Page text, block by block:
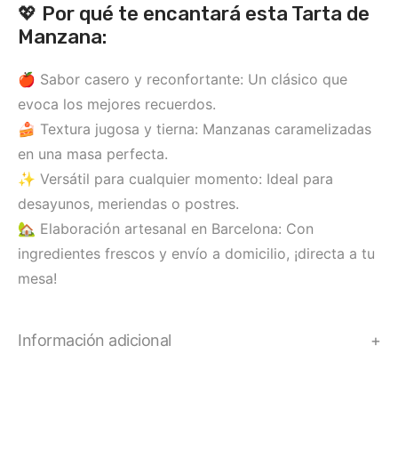
💖 Por qué te encantará esta Tarta de
Manzana:
🍎 Sabor casero y reconfortante: Un clásico que
evoca los mejores recuerdos.
🍰 Textura jugosa y tierna: Manzanas caramelizadas
en una masa perfecta.
✨ Versátil para cualquier momento: Ideal para
desayunos, meriendas o postres.
🏡 Elaboración artesanal en Barcelona: Con
ingredientes frescos y envío a domicilio, ¡directa a tu
mesa!
Información adicional